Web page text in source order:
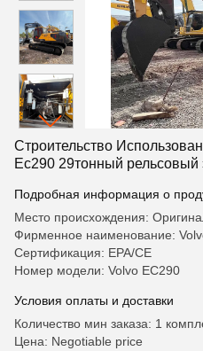
Строительство
Ec290 29тонный рельсовый
Подробная информация о
Место происхождения:
Фирменное наименование:
Сертификация: EPA/CE
Номер модели: Volvo EC290
Условия оплаты и доставки
Количество мин заказа: 1
Цена: Negotiable price